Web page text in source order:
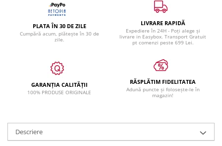
PLATA ÎN 30 DE ZILE
Cumpără acum, plătește în 30 de
zile.
LIVRARE RAPIDĂ
Expediere în 24H - Poți alege și
livrare in Easybox. Transport Gratuit
pt comenzi peste 699 Lei.
GARANȚIA CALITĂȚII
100% PRODUSE ORIGINALE
RĂSPLĂTIM FIDELITATEA
Adună puncte și folosește-le în
magazin!
Descriere